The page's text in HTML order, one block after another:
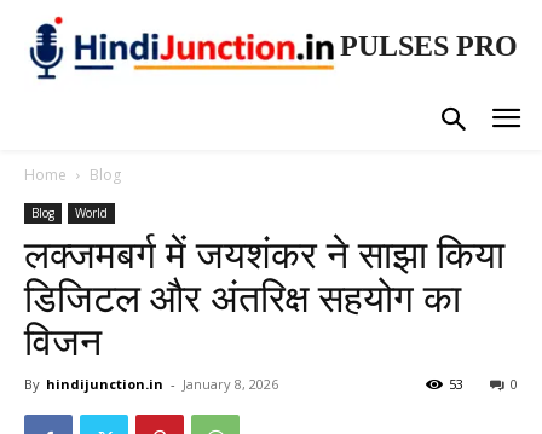
PULSES PRO
Home Blog
Blog World
लक्जमबर्ग में जयशंकर ने साझा किया
डिजिटल और अंतरिक्ष सहयोग का
विजन
By hindijunction.in - January 8, 2026 0
53